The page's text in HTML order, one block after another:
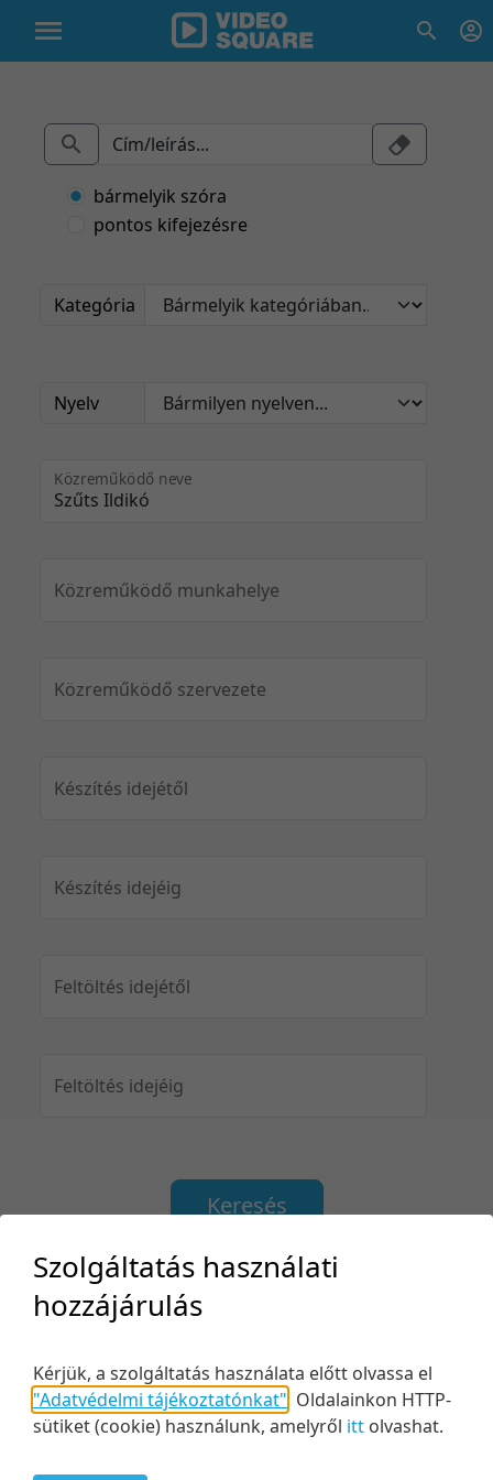
bármelyik szóra
pontos kifejezésre
Kategória
Nyelv
Közreműködő neve
Közreműködő munkahelye
Közreműködő szervezete
Készítés idejétől
Készítés idejéig
Feltöltés idejétől
Feltöltés idejéig
Keresés
Relevancia szerint
Kezdés/felvétel dátuma szerint
5 tétel/oldal
10 tétel/oldal
Szolgáltatás használati
hozzájárulás
Kérjük, a szolgáltatás használata előtt olvassa el
"Adatvédelmi tájékoztatónkat" Oldalainkon HTTP-
sütiket (cookie) használunk, amelyről itt olvashat.